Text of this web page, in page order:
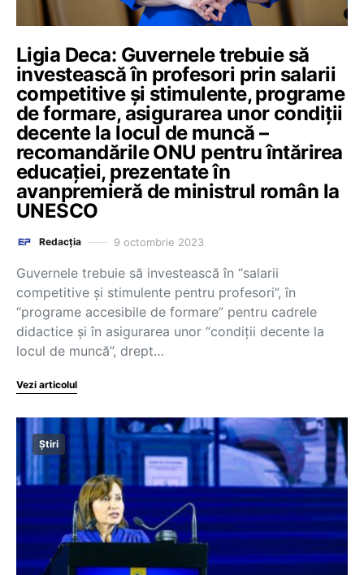
Ligia Deca: Guvernele trebuie să
investească în profesori prin salarii
competitive și stimulente, programe
de formare, asigurarea unor condiții
decente la locul de muncă –
recomandările ONU pentru întărirea
educației, prezentate în
avanpremieră de ministrul român la
UNESCO
Redacția 9 octombrie 2023
Guvernele trebuie să investească în “salarii
competitive și stimulente pentru profesori”, în
“programe accesibile de formare” pentru cadrele
didactice și în asigurarea unor “condiții decente la
locul de muncă”, drept…
Vezi articolul
Știri